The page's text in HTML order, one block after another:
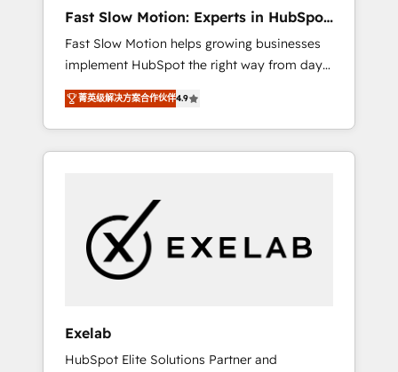
reporting - Workflow automation and data
clean-up - Sales enablement and team
training - Ongoing optimisation and RevOps
support Based in Leeds and London, we
partner with SMEs across the UK who are
ready to turn HubSpot into the growth
engine it’s meant to be.
Fast Slow Motion: Experts in HubSpot
& Salesforce
Fast Slow Motion helps growing businesses
implement HubSpot the right way from day
one — with the flexibility to scale as
complexity increases. Highly certified in both
HubSpot and Salesforce, we bring deep
experience in CRM implementation,
growing mid-market and enterprise
organizations, our team combines strong
technical execution with real business
perspective. Many of our consultants have
operators need as their systems, data, and
processes evolve. Since 2014, we’ve
菁英级解决方案合作伙伴4.9
Exelab
HubSpot Elite Solutions Partner and